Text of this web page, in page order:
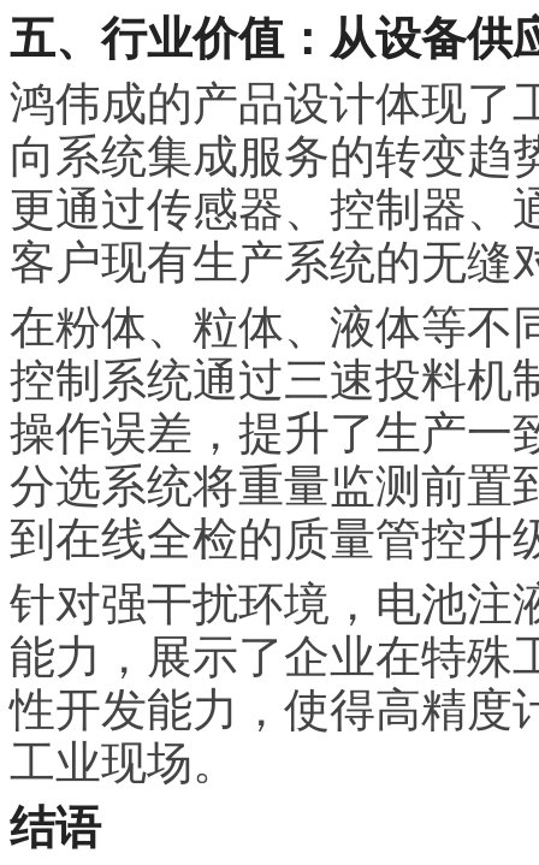
五、行业价值：从设备供
鸿伟成的产品设计体现了
向系统集成服务的转变趋
更通过传感器、控制器、
客户现有生产系统的无缝
在粉体、粒体、液体等不
控制系统通过三速投料机
操作误差，提升了生产一
分选系统将重量监测前置
到在线全检的质量管控升
针对强干扰环境，电池注
能力，展示了企业在特殊
性开发能力，使得高精度
工业现场。
结语